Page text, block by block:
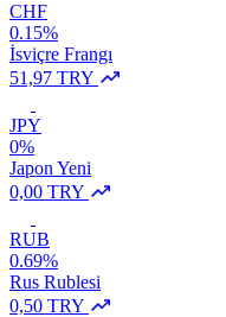
CHF
0.15%
İsviçre Frangı
51,97 TRY
JPY
0%
Japon Yeni
0,00 TRY
RUB
0.69%
Rus Rublesi
0,50 TRY